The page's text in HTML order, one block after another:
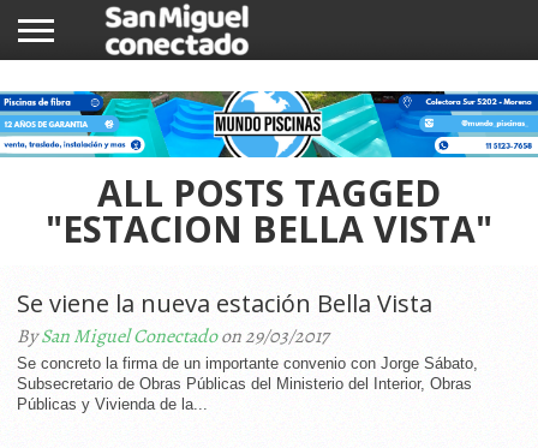
NOTICIAS
COMUNIDAD
COMERCIOS
ALL POSTS TAGGED
"ESTACION BELLA VISTA"
Se viene la nueva estación Bella Vista
BySan Miguel Conectadoon 29/03/2017
Se concreto la firma de un importante convenio con Jorge Sábato,
Subsecretario de Obras Públicas del Ministerio del Interior, Obras
Públicas y Vivienda de la...